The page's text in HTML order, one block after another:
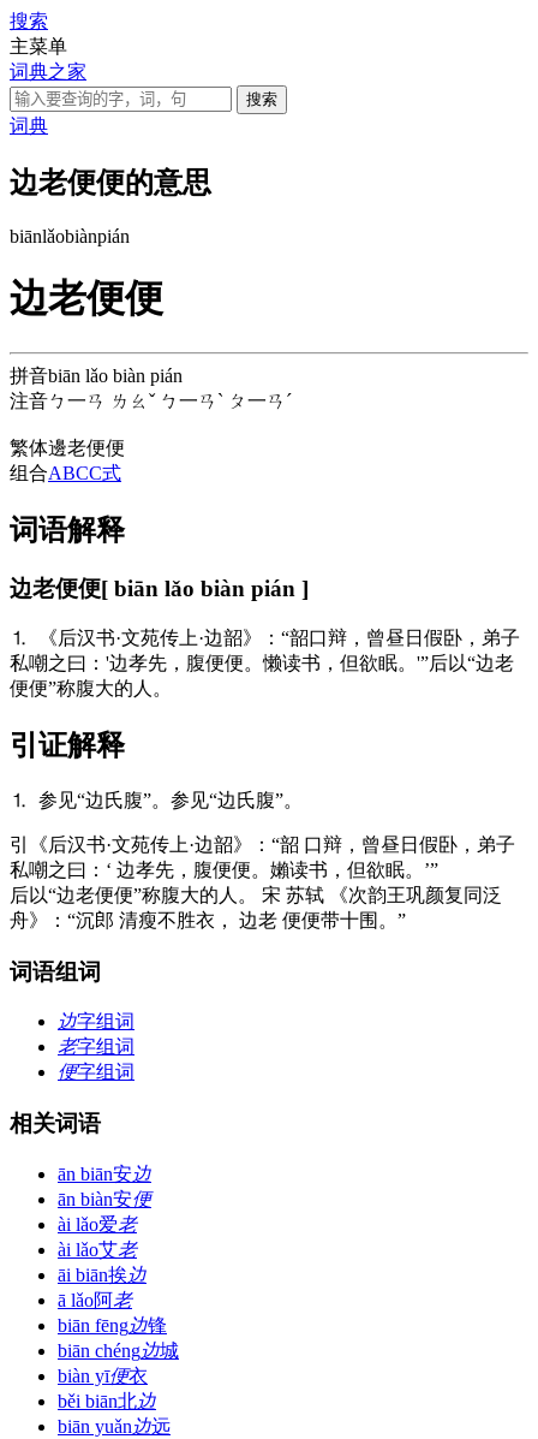
搜索
主菜单
词典之家
词典
边老便便的意思
biānlǎobiànpián
边老便便
拼音biān lǎo biàn pián
注音ㄅ一ㄢ ㄌㄠˇ ㄅ一ㄢˋ ㄆ一ㄢˊ
繁体邊老便便
组合ABCC式
词语解释
边老便便[ biān lǎo biàn pián ]
⒈ 《后汉书·文苑传上·边韶》：“韶口辩，曾昼日假卧，弟子
私嘲之曰：'边孝先，腹便便。懒读书，但欲眠。'”后以“边老
便便”称腹大的人。
引证解释
⒈ 参见“边氏腹”。参见“边氏腹”。
引
《后汉书·文苑传上·边韶》：“韶 口辩，曾昼日假卧，弟子
私嘲之曰：‘ 边孝先，腹便便。嬾读书，但欲眠。’”
后以“边老便便”称腹大的人。 宋 苏轼 《次韵王巩颜复同泛
舟》：“沉郎 清瘦不胜衣， 边老 便便带十围。”
词语组词
边字组词
老字组词
便字组词
相关词语
ān biān安边
ān biàn安便
ài lǎo爱老
ài lǎo艾老
āi biān挨边
ā lǎo阿老
biān fēng边锋
biān chéng边城
biàn yī便衣
běi biān北边
biān yuǎn边远